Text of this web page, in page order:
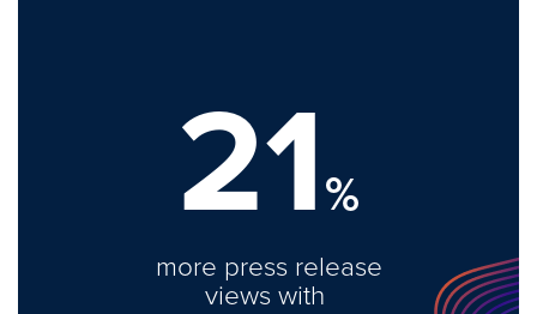
21%
more press release
views with